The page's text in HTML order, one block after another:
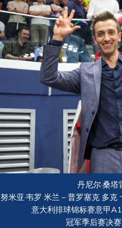
丹尼尔·桑塔
努米亚·韦罗 米兰 – 普罗塞克 多
意大利排球锦标赛意甲
冠军季后赛决